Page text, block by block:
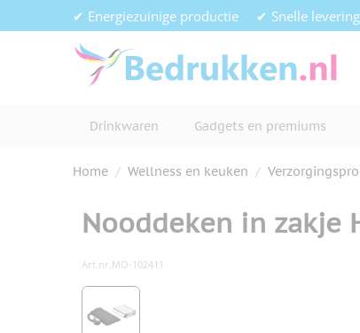
Ga naar de inhoud✔ Energiezuinige productie ✔ Snelle levering
Drinkwaren Gadgets en premiums
Home / Wellness en keuken /
Nooddeken in zakje
Art.nr.MO-102411